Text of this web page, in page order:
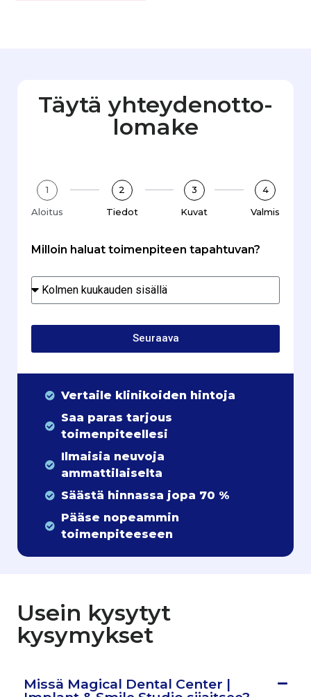
Täytä yhteydenotto­
lomake
1
Aloitus
2
Tiedot
3
Kuvat
4
Valmis
Milloin haluat toimenpiteen tapahtuvan?
Seuraava
Vertaile klinikoiden hintoja
Saa paras tarjous
toimenpiteellesi
Ilmaisia neuvoja
ammattilaiselta
Säästä hinnassa jopa 70 %
Pääse nopeammin
toimenpiteeseen
Usein kysytyt
kysymykset
Missä Magical Dental Center |